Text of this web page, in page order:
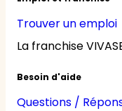
Trouver un emploi
La franchise
Besoin d'aide
Questions /